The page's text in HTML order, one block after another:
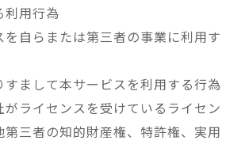
利用行為
を自らまたは第三者の事業に利用す
すまして本サービスを利用する行為
がライセンスを受けているライセン
第三者の知的財産権、特許権、実用